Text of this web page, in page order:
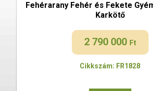
Fehérarany Fehér és Fekete
Karkötő
2 790 000 Ft
Cikkszám: FR1828